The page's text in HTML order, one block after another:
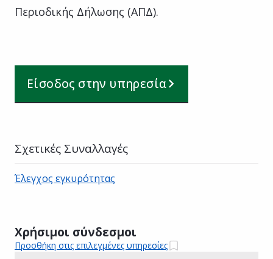
Περιοδικής Δήλωσης (ΑΠΔ).
Είσοδος στην υπηρεσία
Χρήσιμοι σύνδεσμοι
Προσθήκη στις επιλεγμένες υπηρεσίες
Σχετικές Συναλλαγές
Έλεγχος εγκυρότητας